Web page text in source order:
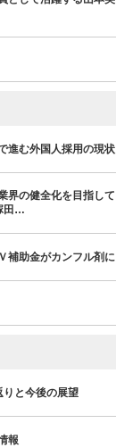
進む外国人採用の現状
界の健全化を目指して
田…
補助金がカンフル剤に
りと今後の展望
報